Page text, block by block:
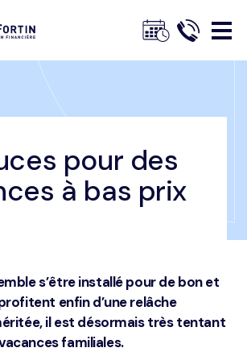
Conseils de gestion financière
à bas prix
pour des
à bas prix
s’être installé pour de bon et
enfin d’une relâche
il est désormais très tentant
familiales.